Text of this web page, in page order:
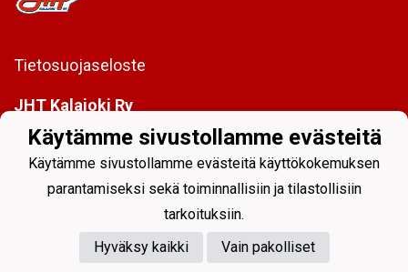
Tietosuojaseloste
JHT Kalajoki Ry
info@jht.fi
Powered by
Käytämme sivustollamme evästeitä
Käytämme sivustollamme evästeitä käyttökokemuksen
parantamiseksi sekä toiminnallisiin ja tilastollisiin
tarkoituksiin.
Hyväksy kaikki
Vain pakolliset